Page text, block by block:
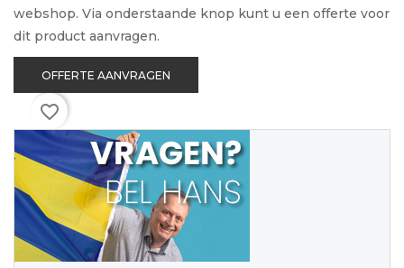
webshop. Via onderstaande knop kunt u een offerte voor
dit product aanvragen.
OFFERTE AANVRAGEN
favorite_border